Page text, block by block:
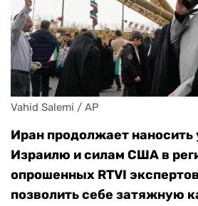
Vahid Salemi / AP
Иран продолжает наносить
Израилю и силам США в
опрошенных RTVI
позволить себе затяжную